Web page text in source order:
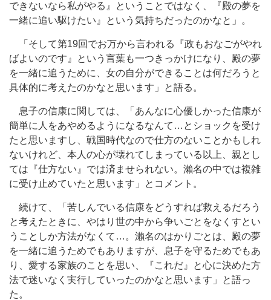
できないなら私がやる』ということではなく、『殿の夢を
一緒に追い駆けたい』という気持ちだったのかなと」。
「そして第19回でお万から言われる『政もおなごがやれ
ばよいのです』という言葉も一つきっかけになり、殿の夢
を一緒に追うために、女の自分ができることは何だろうと
具体的に考えたのかなと思います」と語る。
息子の信康に関しては、「あんなに心優しかった信康が
簡単に人をあやめるようになるなんて…とショックを受け
たと思いますし、戦国時代なので仕方のないことかもしれ
ないけれど、本人の心が壊れてしまっている以上、親とし
ては『仕方ない』では済ませられない。瀨名の中では複雑
に受け止めていたと思います」とコメント。
続けて、「苦しんでいる信康をどうすれば救えるだろう
と考えたときに、やはり世の中から争いごとをなくすとい
うことしか方法がなくて…。瀨名のはかりごとは、殿の夢
を一緒に追うためでもありますが、息子を守るためでもあ
り、愛する家族のことを思い、『これだ』と心に決めた方
法で迷いなく実行していったのかなと思います」と語っ
た。